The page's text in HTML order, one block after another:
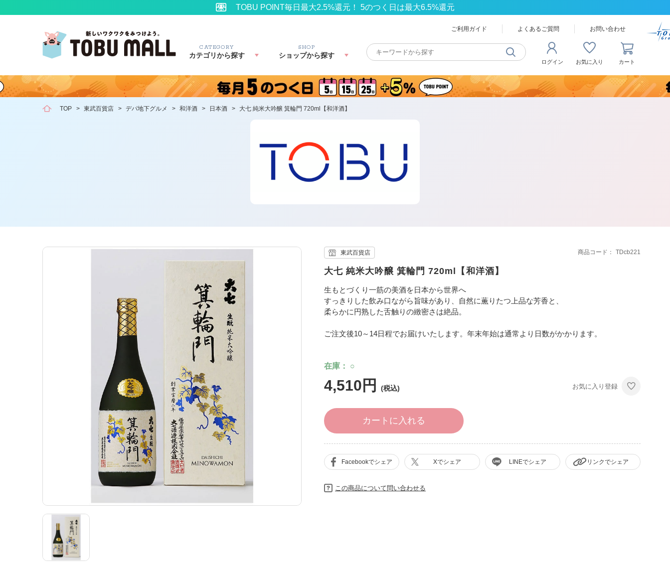
TOBU POINT毎日最大2.5%還元！ 5のつく日は最大6.5%還元
ご利用ガイド よくあるご質問 お問い合わせ
CATEGORY
カテゴリから探す
SHOP
ショップから探す
ログイン お気に入り カート
TOP > 東武百貨店 > デパ地下グルメ > 和洋酒 > 日本酒 > 大七 純米大吟醸 箕輪門 720ml【和洋酒】
大七 純米大吟醸 箕輪門 720ml【和洋酒】
在庫 ○
4,510円 お気に入り登録
カートに入れる
東武百貨店 商品コード TDcb221
生もとづくり一筋の美酒を日本から世界へ
すっきりした飲み口ながら旨味があり、自然に薫りたつ上品な芳香と、
柔らかに円熟した舌触りの緻密さは絶品。
ご注文後10～14日程でお届けいたします。年末年始は通常より日数がかかります。
この商品について問い合わせる
Facebookでシェア Xでシェア LINEでシェア リンクでシェア